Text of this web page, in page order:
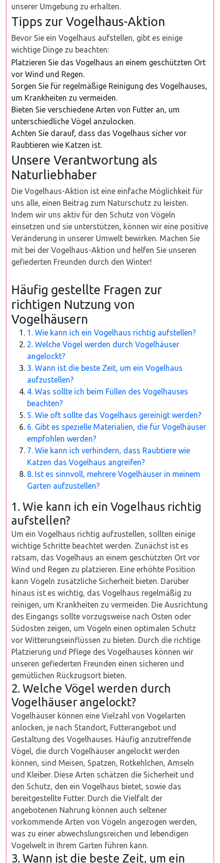
unserer Umgebung zu erhalten.
Tipps zur Vogelhaus-Aktion
Bevor Sie ein Vogelhaus aufstellen, gibt es einige
wichtige Dinge zu beachten:
Platzieren Sie das Vogelhaus an einem geschützten Ort
vor Wind und Regen.
Sorgen Sie für regelmäßige Reinigung des Vogelhauses,
um Krankheiten zu vermeiden.
Bieten Sie verschiedene Arten von Futter an, um
unterschiedliche Vögel anzulocken.
Achten Sie darauf, dass das Vogelhaus sicher vor
Raubtieren wie Katzen ist.
Unsere Verantwortung als
Naturliebhaber
Die Vogelhaus-Aktion ist eine einfache Möglichkeit für
uns alle, einen Beitrag zum Naturschutz zu leisten.
Indem wir uns aktiv für den Schutz von Vögeln
einsetzen und sie unterstützen, können wir eine positive
Veränderung in unserer Umwelt bewirken. Machen Sie
mit bei der Vogelhaus-Aktion und helfen Sie unseren
gefiederten Freunden durch den Winter!
Häufig gestellte Fragen zur
richtigen Nutzung von
Vogelhäusern
1. Wie kann ich ein Vogelhaus richtig aufstellen?
2. Welche Vögel werden durch Vogelhäuser
angelockt?
3. Wann ist die beste Zeit, um ein Vogelhaus
aufzustellen?
4. Was sollte ich beim Füllen des Vogelhauses
beachten?
5. Wie oft sollte das Vogelhaus gereinigt werden?
6. Gibt es spezielle Materialien, die für Vogelhäuser
empfohlen werden?
7. Wie kann ich verhindern, dass Raubtiere wie
Katzen das Vogelhaus angreifen?
8. Ist es sinnvoll, mehrere Vogelhäuser in meinem
Garten aufzustellen?
1. Wie kann ich ein Vogelhaus richtig
aufstellen?
Um ein Vogelhaus richtig aufzustellen, sollten einige
wichtige Schritte beachtet werden. Zunächst ist es
ratsam, das Vogelhaus an einem geschützten Ort vor
Wind und Regen zu platzieren. Eine erhöhte Position
kann Vögeln zusätzliche Sicherheit bieten. Darüber
hinaus ist es wichtig, das Vogelhaus regelmäßig zu
reinigen, um Krankheiten zu vermeiden. Die Ausrichtung
des Eingangs sollte vorzugsweise nach Osten oder
Südosten zeigen, um Vögeln einen optimalen Schutz
vor Witterungseinflüssen zu bieten. Durch die richtige
Platzierung und Pflege des Vogelhauses können wir
unseren gefiederten Freunden einen sicheren und
gemütlichen Rückzugsort bieten.
2. Welche Vögel werden durch
Vogelhäuser angelockt?
Vogelhäuser können eine Vielzahl von Vogelarten
anlocken, je nach Standort, Futterangebot und
Gestaltung des Vogelhauses. Häufig anzutreffende
Vögel, die durch Vogelhäuser angelockt werden
können, sind Meisen, Spatzen, Rotkehlchen, Amseln
und Kleiber. Diese Arten schätzen die Sicherheit und
den Schutz, den ein Vogelhaus bietet, sowie das
bereitgestellte Futter. Durch die Vielfalt der
angebotenen Nahrung können auch seltener
vorkommende Arten von Vögeln angezogen werden,
was zu einer abwechslungsreichen und lebendigen
Vogelwelt in Ihrem Garten führen kann.
3. Wann ist die beste Zeit, um ein